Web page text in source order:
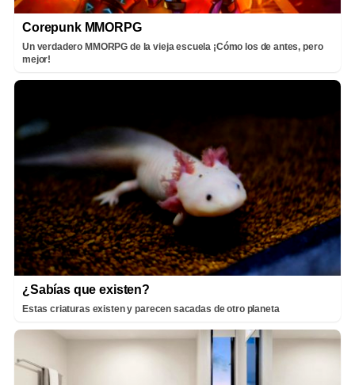
Corepunk MMORPG
Un verdadero MMORPG de la vieja escuela ¡Cómo los de antes, pero
mejor!
¿Sabías que existen?
Estas criaturas existen y parecen sacadas de otro planeta